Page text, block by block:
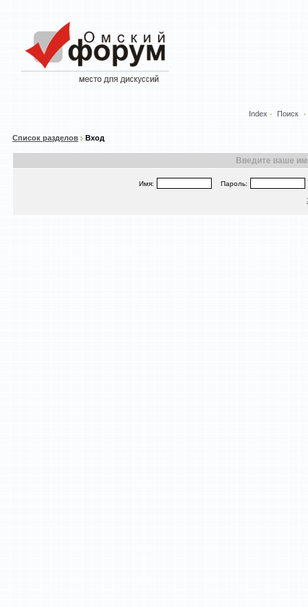
Index Поиск
Список разделов Вход
Введите ваше
Имя: Пароль: